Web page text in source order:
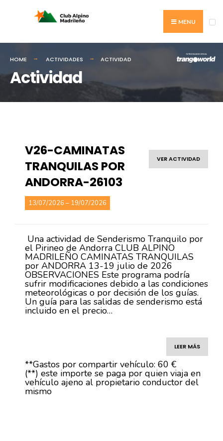
MENU
HOME ACTIVIDADES ACTIVIDAD
Actividad
VER ACTIVIDAD
V26-CAMINATAS
TRANQUILAS POR
ANDORRA-26103
13/07/2026 – 19/07/2026
Una actividad de Senderismo Tranquilo por
el Pirineo de Andorra CLUB ALPINO
MADRILEÑO CAMINATAS TRANQUILAS
por ANDORRA 13-19 julio de 2026
OBSERVACIONES Este programa podría
sufrir modificaciones debido a las condiciones
meteorológicas o por decisión de los guías.
Un guía para las salidas de senderismo está
incluido en el precio…
LEER MÁS
**Gastos por compartir vehículo: 60 €
(**) este importe se paga por quien viaja en
vehículo ajeno al propietario conductor del
mismo